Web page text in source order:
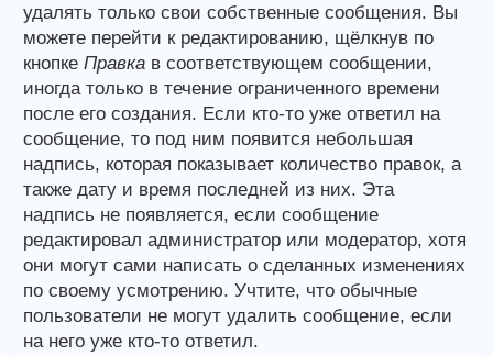
удалять только свои собственные сообщения. Вы
можете перейти к редактированию, щёлкнув по
кнопке Правка в соответствующем сообщении,
иногда только в течение ограниченного времени
после его создания. Если кто-то уже ответил на
сообщение, то под ним появится небольшая
надпись, которая показывает количество правок, а
также дату и время последней из них. Эта
надпись не появляется, если сообщение
редактировал администратор или модератор, хотя
они могут сами написать о сделанных изменениях
по своему усмотрению. Учтите, что обычные
пользователи не могут удалить сообщение, если
на него уже кто-то ответил.